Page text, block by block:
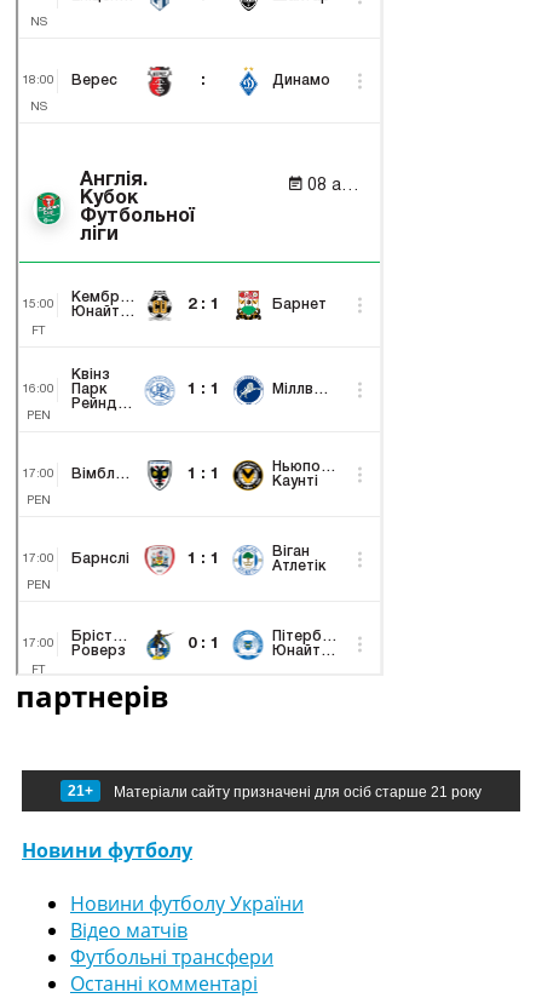
партнерів
21+ Матеріали сайту призначені для осіб старше 21 року
Новини футболу
Новини футболу України
Відео матчів
Футбольні трансфери
Останні комментарі